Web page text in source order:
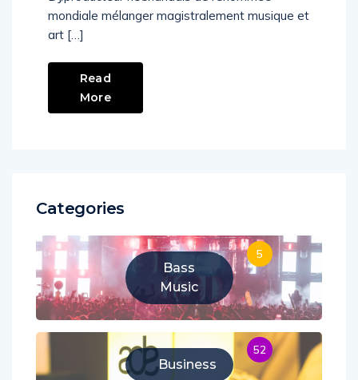
mondiale mélanger magistralement musique et
art […]
Read
More
Categories
Bass
Music
5
Business
52